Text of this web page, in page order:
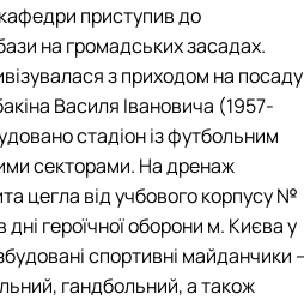
приступив до
на громадських засадах.
з приходом на посаду
Василя Івановича (1957-
стадіон із футбольним
секторами. На дренаж
цегла від учбового корпусу №
героїчної оборони м. Києва у
спортивні майданчики
гандбольний, а також